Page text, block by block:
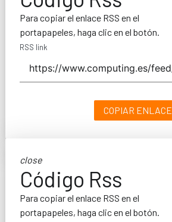
Para copiar el enlace RSS en el
portapapeles, haga clic en el botón.
RSS link
COPIAR ENLACE
close
Código Rss
Para copiar el enlace RSS en el
portapapeles, haga clic en el botón.